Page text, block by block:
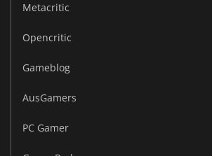
Metacritic
Opencritic
Gameblog
AusGamers
PC Gamer